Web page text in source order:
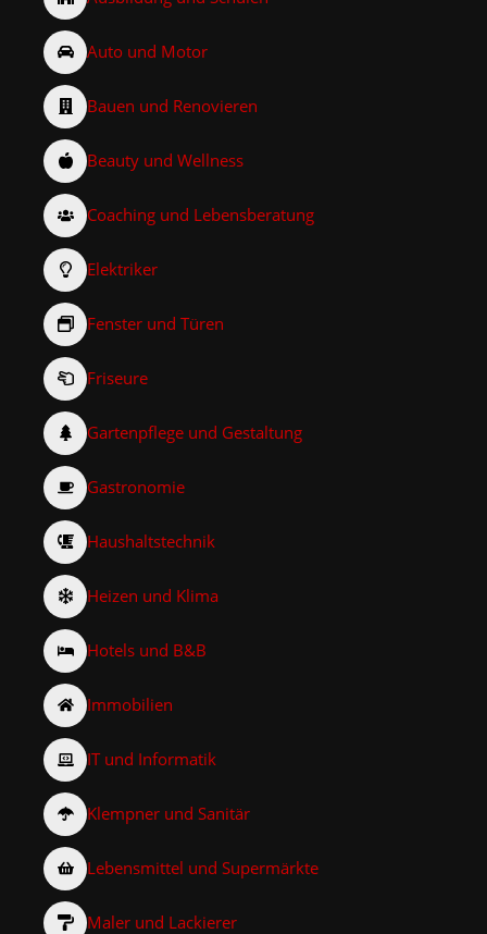
Auto und Motor
Bauen und Renovieren
Beauty und Wellness
Coaching und Lebensberatung
Elektriker
Fenster und Türen
Friseure
Gartenpflege und Gestaltung
Gastronomie
Haushaltstechnik
Heizen und Klima
Hotels und B&B
Immobilien
IT und Informatik
Klempner und Sanitär
Lebensmittel und Supermärkte
Maler und Lackierer